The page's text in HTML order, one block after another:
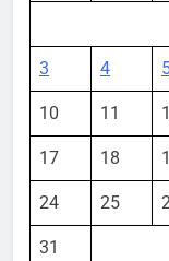
3 4
10 11
17 18
24 25
31